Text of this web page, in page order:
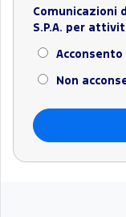
Comunicazioni
S.P.A. per
Acconsento
Non